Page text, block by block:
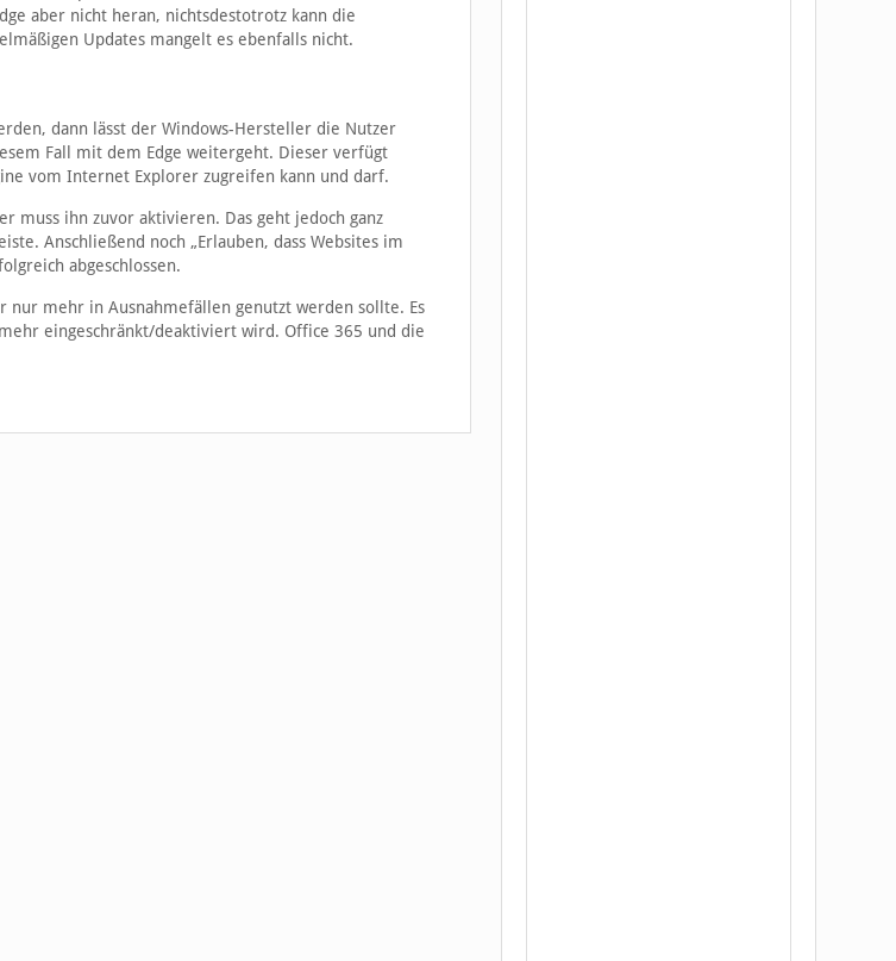
aber nicht heran, nichtsdestotrotz kann die
Updates mangelt es ebenfalls nicht.
dann lässt der Windows-Hersteller die Nutzer
Fall mit dem Edge weitergeht. Dieser verfügt
vom Internet Explorer zugreifen kann und darf.
muss ihn zuvor aktivieren. Das geht jedoch ganz
Anschließend noch „Erlauben, dass Websites im
abgeschlossen.
nur mehr in Ausnahmefällen genutzt werden sollte. Es
eingeschränkt/deaktiviert wird. Office 365 und die